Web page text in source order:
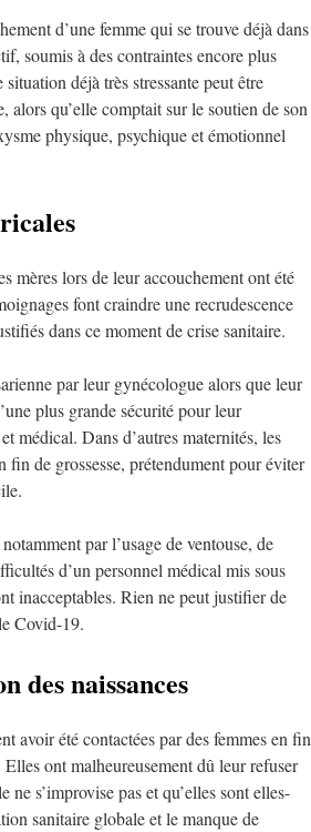
d’une femme qui se trouve déjà dans
soumis à des contraintes encore plus
déjà très stressante peut être
alors qu’elle comptait sur le soutien de son
physique, psychique et émotionnel
mères lors de leur accouchement ont été
font craindre une recrudescence
dans ce moment de crise sanitaire.
par leur gynécologue alors que leur
plus grande sécurité pour leur
médical. Dans d’autres maternités, les
fin de grossesse, prétendument pour éviter
par l’usage de ventouse, de
d’un personnel médical mis sous
inacceptables. Rien ne peut justifier de
Covid-19.
des naissances
avoir été contactées par des femmes en fin
ont malheureusement dû leur refuser
s’improvise pas et qu’elles sont elles-
sanitaire globale et le manque de